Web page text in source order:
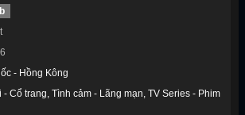
- Hồng Kông
- Cổ trang Tình cảm - Lãng mạn TV Series - Phim